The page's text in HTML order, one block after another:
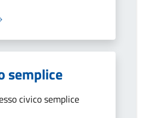
semplice
civico semplice